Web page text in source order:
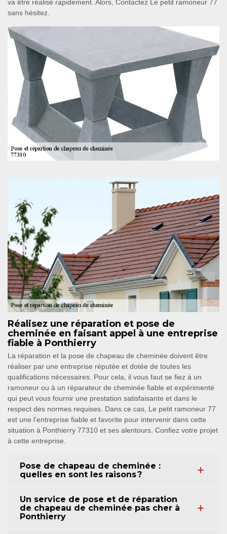
va être réalisé rapidement. Alors, Contactez Le petit ramoneur 77
sans hésitez.
Réalisez une réparation et pose de
cheminée en faisant appel à une entreprise
fiable à Ponthierry
La réparation et la pose de chapeau de cheminée doivent être
réaliser par une entreprise réputée et dotée de toutes les
qualifications nécessaires. Pour cela, il vous faut se fiez à un
ramoneur ou à un réparateur de cheminée fiable et expérimenté
qui peut vous fournir une prestation satisfaisante et dans le
respect des normes requises. Dans ce cas, Le petit ramoneur 77
est une l’entreprise fiable et favorite pour intervenir dans cette
situation à Ponthierry 77310 et ses alentours. Confiez votre projet
à cette entreprise.
Pose de chapeau de cheminée :
quelles en sont les raisons ?
Un service de pose et de réparation
de chapeau de cheminée pas cher à
Ponthierry